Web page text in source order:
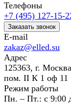
Телефоны
+7 (495) 127-15-
Заказать звонок
E-mail
zakaz@elled.su
Адрес
125363, г.
пом. II К 1 оф 11
Режим работы
Пн. – Пт.: с 9:00